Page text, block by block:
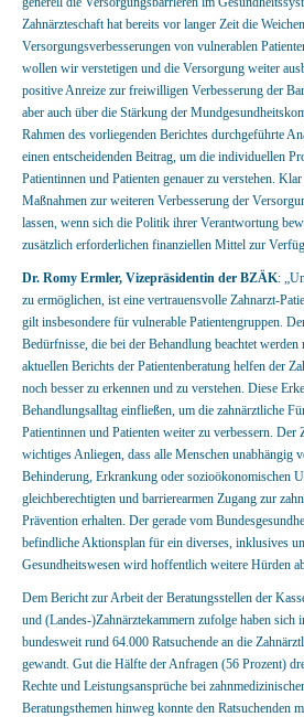
Zahnärzteschaft hat bereits vor langer Zeit die
Versorgungsverbesserungen von vulnerablen
wollen wir verstetigen und die Versorgung weiter
positive Anreize zur freiwilligen Verbesserung der
aber auch über die Stärkung der
Rahmen des vorliegenden Berichtes durchgeführte
einen entscheidenden Beitrag, um die individuellen
Patientinnen und Patienten genauer zu verstehen.
Maßnahmen zur weiteren Verbesserung der
lassen, wenn sich die Politik ihrer Verantwortung
zusätzlich erforderlichen finanziellen Mittel zur
Dr. Romy Ermler, Vizepräsidentin der BZÄK:
zu ermöglichen, ist eine vertrauensvolle Zahnarzt-
gilt insbesondere für vulnerable Patientengruppen.
Bedürfnisse, die bei der Behandlung beachtet werden
aktuellen Berichts der Patientenberatung helfen der
noch besser zu erkennen und zu verstehen. Diese
Behandlungsalltag einfließen, um die zahnärztliche
Patientinnen und Patienten weiter zu verbessern. Der
wichtiges Anliegen, dass alle Menschen unabhängig
Behinderung, Erkrankung oder sozioökonomischen
gleichberechtigten und barrierearmen Zugang zur
Prävention erhalten. Der gerade vom
befindliche Aktionsplan für ein diverses, inklusives
Gesundheitswesen wird hoffentlich weitere Hürden
Dem Bericht zur Arbeit der Beratungsstellen der
und (Landes-)Zahnärztekammern zufolge haben sich
bundesweit rund 64.000 Ratsuchende an die
gewandt. Gut die Hälfte der Anfragen (56 Prozent)
Rechte und Leistungsansprüche bei
Beratungsthemen hinweg konnte den Ratsuchenden